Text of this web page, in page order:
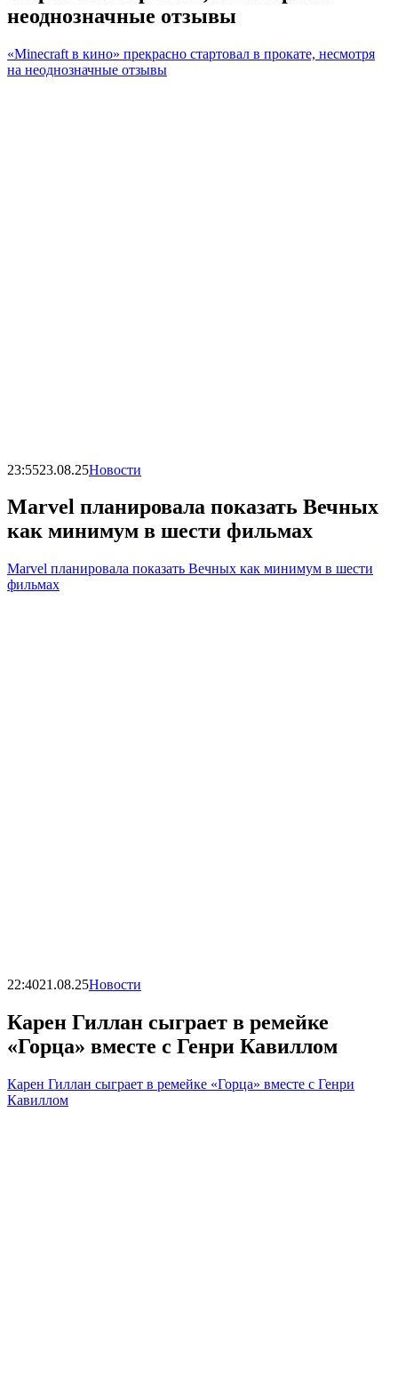
неоднозначные отзывы
«Minecraft в кино» прекрасно стартовал в прокате, несмотря
на неоднозначные отзывы
23:5523.08.25Новости
Marvel планировала показать Вечных
как минимум в шести фильмах
Marvel планировала показать Вечных как минимум в шести
фильмах
22:4021.08.25Новости
Карен Гиллан сыграет в ремейке
«Горца» вместе с Генри Кавиллом
Карен Гиллан сыграет в ремейке «Горца» вместе с Генри
Кавиллом